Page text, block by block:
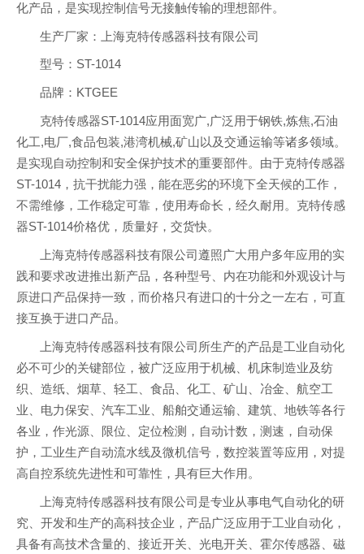
化产品，是实现控制信号无接触传输的理想部件。
生产厂家：上海克特传感器科技有限公司
型号：ST-1014
品牌：KTGEE
克特传感器ST-1014应用面宽广,广泛用于钢铁,炼焦,石油
化工,电厂,食品包装,港湾机械,矿山以及交通运输等诸多领域。
是实现自动控制和安全保护技术的重要部件。由于克特传感器
ST-1014，抗干扰能力强，能在恶劣的环境下全天候的工作，
不需维修，工作稳定可靠，使用寿命长，经久耐用。克特传感
器ST-1014价格优，质量好，交货快。
上海克特传感器科技有限公司遵照广大用户多年应用的实
践和要求改进推出新产品，各种型号、内在功能和外观设计与
原进口产品保持一致，而价格只有进口的十分之一左右，可直
接互换于进口产品。
上海克特传感器科技有限公司所生产的产品是工业自动化
必不可少的关键部位，被广泛应用于机械、机床制造业及纺
织、造纸、烟草、轻工、食品、化工、矿山、冶金、航空工
业、电力保安、汽车工业、船舶交通运输、建筑、地铁等各行
各业，作光源、限位、定位检测，自动计数，测速，自动保
护，工业生产自动流水线及微机信号，数控装置等应用，对提
高自控系统先进性和可靠性，具有巨大作用。
上海克特传感器科技有限公司是专业从事电气自动化的研
究、开发和生产的高科技企业，产品广泛应用于工业自动化，
具备有高技术含量的、接近开关、光电开关、霍尔传感器、磁